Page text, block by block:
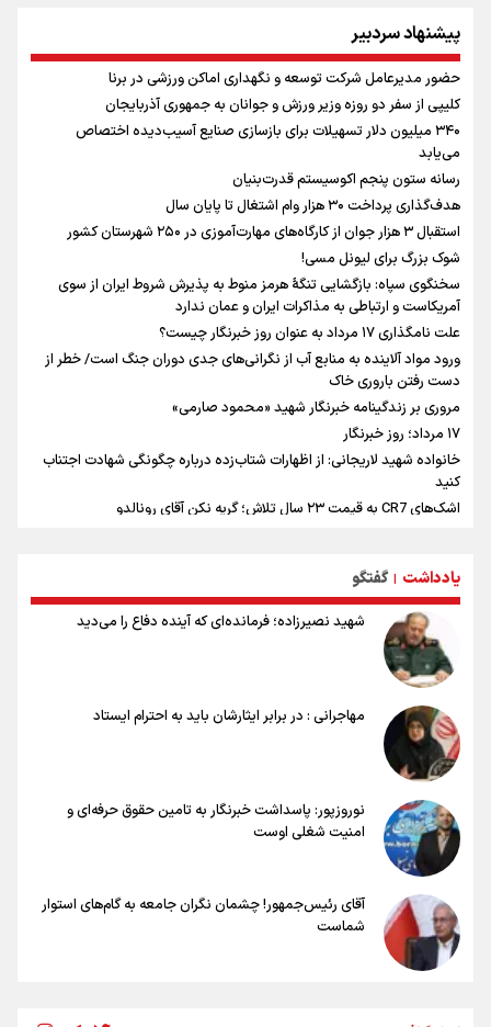
سخنگوی سپاه: بازگشایی تنگۀ هرمز منوط به پذیرش شروط ایران از سوی
آمریکاست و ارتباطی به مذاکرات ایران و عمان ندارد
ونس: در حال کار بر روی ایجاد یک سیستم ناوبری امن هستیم
علی‌نژاد در مراسم انجمن ورزشی نویسان در روز خبرنگار : رسانه‌های خبری در
سال گذشته تا به امروز اتفاقات بزرگی را رقم زدند
سیدمناف هاشمی در مراسم انجمن ورزشی نویسان : قدردان زحمات اهالی
رسانه به ویژه ورزشی نویسان هستیم
نشست استاندار فارس با خبرنگاران
پیشنهاد سردبیر
حضور مدیرعامل شرکت توسعه و نگهداری اماکن ورزشی در برنا
کلیپی از سفر دو روزه وزیر ورزش و جوانان به جمهوری آذربایجان
۳۴۰ میلیون دلار تسهیلات برای بازسازی صنایع آسیب‌دیده اختصاص
می‌یابد
رسانه ستون پنجم اکوسیستم قدرت‌بنیان
هدف‌گذاری پرداخت ۳۰ هزار وام اشتغال تا پایان سال
استقبال ۳ هزار جوان از کارگاه‌های مهارت‌آموزی در ۲۵۰ شهرستان کشور
شوک بزرگ برای لیونل مسی!
سخنگوی سپاه: بازگشایی تنگۀ هرمز منوط به پذیرش شروط ایران از سوی
آمریکاست و ارتباطی به مذاکرات ایران و عمان ندارد
علت نامگذاری ۱۷ مرداد به عنوان روز خبرنگار چیست؟
ورود مواد آلاینده به منابع آب از نگرانی‌های جدی دوران جنگ است/ خطر از
دست رفتن باروری خاک
مروری بر زندگینامه خبرنگار شهید «محمود صارمی»
۱۷ مرداد؛ روز خبرنگار
خانواده شهید لاریجانی: از اظهارات شتاب‌زده درباره چگونگی شهادت اجتناب
کنید
اشک‌های CR7 به قیمت ۲۳ سال تلاش؛ گریه نکن آقای رونالدو
تلاش مدام برای زنده نگه داشتن هنر ایرانی
نصرتی: پاسخ بیرانوند سنخیتی با صحبت‌های علی دایی نداشت/
ملی‌پوشان نباید از خودشان تعریف کنند!
خلعتبری: جای دو سه نفر در جام جهانی خالی بود/ تیم ملی نیاز به تغییر
نسل دارد/ دوست دارم آرژانتین قهرمان شود
شاهرخی: اندازه داشته‌هایمان از بازار جام جهانی برداشت کردیم/ دودستی
سرنوشت صعود را به تیم‌های دیگر سپردیم
عالمی: جام جهانی از مرحله حذفی جان گرفت/ درباره شیوه بازی تیم ملی
نقد وجود دارد
یادداشت | گفتگو
شهید نصیرزاده؛ فرمانده‌ای که آینده دفاع را می‌دید
مهاجرانی : در برابر ایثارشان باید به احترام ایستاد
نوروزپور: پاسداشت خبرنگار به تامین حقوق حرفه‌ای و
امنیت شغلی اوست
آقای رئیس‌جمهور! چشمان نگران جامعه به گام‌های استوار
شماست